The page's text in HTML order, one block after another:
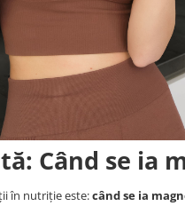
Când se ia
în nutriție este:când se ia